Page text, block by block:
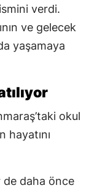
verdi.
ve gelecek
yaşamaya
okul
hayatını
de daha önce